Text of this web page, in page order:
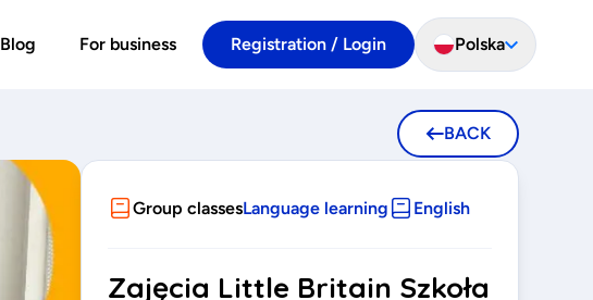
Blog For business Registration / Login Polska
BACK
Group classesLanguage learning English
Zajęcia Little Britain Szkoła